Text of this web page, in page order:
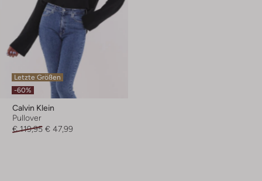
Letzte Größen
-60%
Calvin Klein
Pullover
€ 119,95 € 47,99